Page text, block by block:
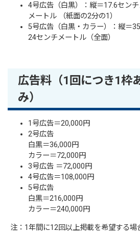
4号広告（白黒）：縦＝17.6セン
メートル （紙面の2分の1）
5号広告（白黒・カラー）：縦＝
24センチメートル（全面）
広告料（1回につき1枠
み）
1号広告＝20,000円
2号広告
白黒＝36,000円
カラー＝72,000円
3号広告 ＝72,000円
4号広告＝108,000円
5号広告
白黒＝216,000円
カラー＝240,000円
注：1年間に12回以上掲載を希望する